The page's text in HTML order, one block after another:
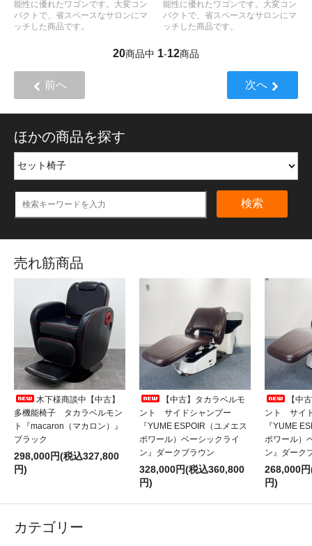
能性に優れたワゴンです。大変コン
パクトで、省スペースなサロンにマ
ッチした商品です。
能性に優れたワゴンです。大変コン
パクトで、省スペースなサロンにマ
ッチした商品です。
20商品中 1-12商品
前へ 次へ
ほかの商品を探す
検索
売れ筋商品
木下様商談中【中古】
多機能椅子 タカラベルモン
ト『macaron（マカロン）』
ブラック
298,000円(税込327,800
円)
【中古】タカラベルモ
ント サイドシャンプー
『YUME ESPOIR（ユメエス
ポワール）ベーシックライ
ン』ダークブラウン
328,000円(税込360,800
円)
【中
ント サイ
『YUME
ポワール）
ン』ダーク
268,000
円)
カテゴリー